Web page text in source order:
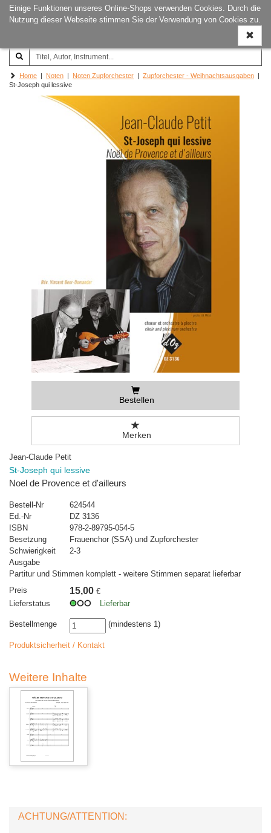
Einige Funktionen unseres Online-Shops verwenden Cookies. Durch die
Nutzung dieser Webseite stimmen Sie der Verwendung von Cookies zu.
ein-/
Joachim‐Trekel‐Musikverlag,
Hamburg
Home | Noten | Noten Zupforchester | Zupforchester - Weihnachtsausgaben |
St-Joseph qui lessive
Bestellen
Merken
Jean-Claude Petit
St-Joseph qui lessive
Noel de Provence et d'ailleurs
Bestell-Nr
624544
Ed.-Nr
DZ 3136
ISBN
978-2-89795-054-5
Besetzung
Frauenchor (SSA) und Zupforchester
Schwierigkeit
2-3
Ausgabe
Partitur und Stimmen komplett - weitere Stimmen separat lieferbar
Preis
15,00 €
Lieferstatus
Lieferbar
Bestellmenge (mindestens 1)
Produktsicherheit / Kontakt
Weitere Inhalte
ACHTUNG/ATTENTION: